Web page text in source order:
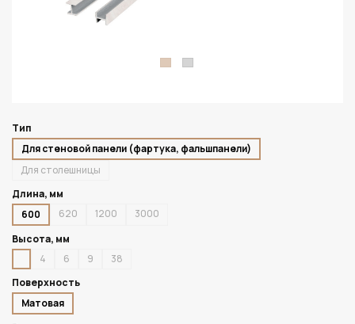
Тип
Для стеновой панели (фартука, фальшпанели)
Для столешницы
Длина, мм
600
620 1200
3000
Высота, мм
4
6 9
38
Поверхность
Матовая